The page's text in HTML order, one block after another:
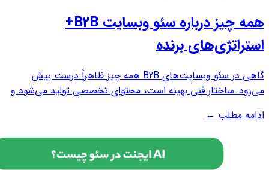
همه چیز درباره سئو وبسایت B2B+
استراتژی‌های برنده
گاهی در سئو وبسایت‌های B2B همه چیز ظاهراً درست پیش
می‌رود: ساختار فنی بهینه است، محتوای تخصصی تولید می‌شود و
با پرسشی اساسی روبه‌رو...
ادامه مطلب←